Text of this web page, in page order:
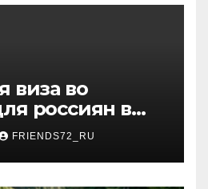
виза во
россиян в
от 3 дней
FRIENDS72_RU